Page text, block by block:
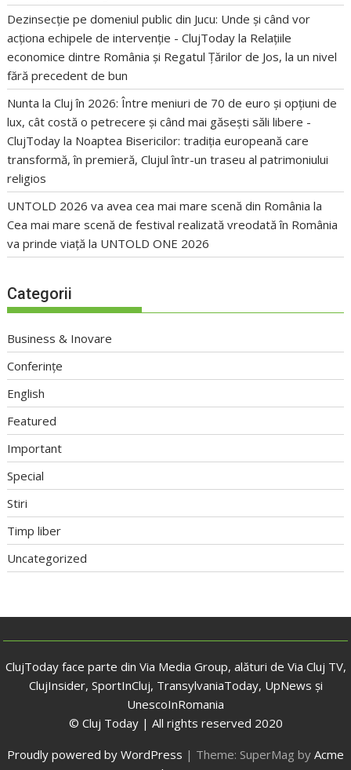
Dezinsecție pe domeniul public din Jucu: Unde și când vor
acționa echipele de intervenție - ClujToday la Relațiile
economice dintre România și Regatul Țărilor de Jos, la un nivel
fără precedent de bun
Nunta la Cluj în 2026: Între meniuri de 70 de euro și opțiuni de
lux, cât costă o petrecere și când mai găsești săli libere -
ClujToday la Noaptea Bisericilor: tradiția europeană care
transformă, în premieră, Clujul într-un traseu al patrimoniului
religios
UNTOLD 2026 va avea cea mai mare scenă din România la
Cea mai mare scenă de festival realizată vreodată în România
va prinde viață la UNTOLD ONE 2026
Categorii
Business & Inovare
Conferințe
English
Featured
Important
Special
Stiri
Timp liber
Uncategorized
ClujToday face parte din Via Media Group, alături de Via Cluj TV,
ClujInsider, SportInCluj, TransylvaniaToday, UpNews și
UnescoInRomania
© Cluj Today | All rights reserved 2020
Proudly powered by WordPress | Theme: SuperMag by Acme